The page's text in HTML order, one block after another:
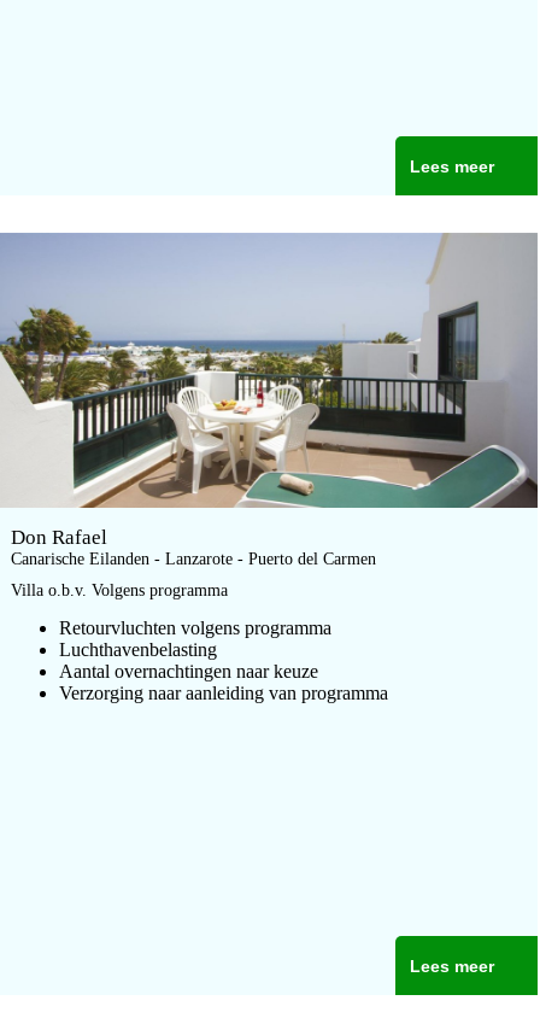
Lees meer
Don Rafael
Canarische Eilanden - Lanzarote - Puerto del Carmen
Villa o.b.v. Volgens programma
Retourvluchten volgens programma
Luchthavenbelasting
Aantal overnachtingen naar keuze
Verzorging naar aanleiding van programma
Lees meer